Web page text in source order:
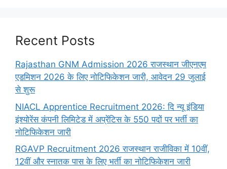
Recent Posts
Rajasthan GNM Admission 2026 राजस्थान जीएनएम
एडमिशन 2026 के लिए नोटिफिकेशन जारी, आवेदन 29 जुलाई
से शुरू
NIACL Apprentice Recruitment 2026: दि न्यू इंडिया
इंश्योरेंस कंपनी लिमिटेड में अप्रेंटिस के 550 पदों पर भर्ती का
नोटिफिकेशन जारी
RGAVP Recruitment 2026 राजस्थान राजीविका में 10वीं,
12वीं और स्नातक पास के लिए भर्ती का नोटिफिकेशन जारी